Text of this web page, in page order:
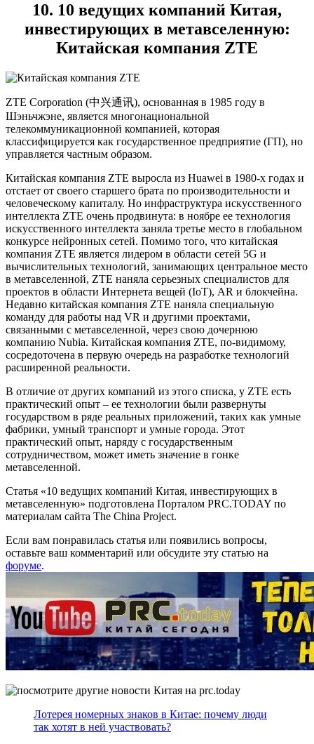
10. 10 ведущих компаний Китая,
инвестирующих в метавселенную:
Китайская компания ZTE
ZTE Corporation (中兴通讯), основанная в 1985 году в
Шэньчжэне, является многонациональной
телекоммуникационной компанией, которая
классифицируется как государственное предприятие (ГП), но
управляется частным образом.
Китайская компания ZTE выросла из Huawei в 1980-х годах и
отстает от своего старшего брата по производительности и
человеческому капиталу. Но инфраструктура искусственного
интеллекта ZTE очень продвинута: в ноябре ее технология
искусственного интеллекта заняла третье место в глобальном
конкурсе нейронных сетей. Помимо того, что китайская
компания ZTE является лидером в области сетей 5G и
вычислительных технологий, занимающих центральное место
в метавселенной, ZTE наняла серьезных специалистов для
проектов в области Интернета вещей (IoT), AR и блокчейна.
Недавно китайская компания ZTE наняла специальную
команду для работы над VR и другими проектами,
связанными с метавселенной, через свою дочернюю
компанию Nubia. Китайская компания ZTE, по-видимому,
сосредоточена в первую очередь на разработке технологий
расширенной реальности.
В отличие от других компаний из этого списка, у ZTE есть
практический опыт – ее технологии были развернуты
государством в ряде реальных приложений, таких как умные
фабрики, умный транспорт и умные города. Этот
практический опыт, наряду с государственным
сотрудничеством, может иметь значение в гонке
метавселенной.
Статья «10 ведущих компаний Китая, инвестирующих в
метавселенную» подготовлена Порталом PRC.TODAY по
материалам сайта The China Project.
Если вам понравилась статья или появились вопросы,
оставьте ваш комментарий или обсудите эту статью на
форуме.
Лотерея номерных знаков в Китае: почему люди
так хотят в ней участвовать?